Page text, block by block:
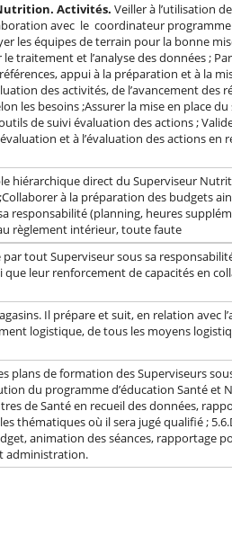
Activités. Veiller à l’utilisation
avec le coordinateur
les équipes de terrain pour la bonne
traitement et l’analyse des données ;
appui à la préparation et à la
des activités, de l’avancement des
les besoins ;Assurer la mise en place
de suivi évaluation des actions ;
et à l’évaluation des actions
hiérarchique direct du Superviseur
à la préparation des budgets
responsabilité (planning, heures
règlement intérieur, toute faute
tout Superviseur sous sa
leur renforcement de capacités en
Il prépare et suit, en relation avec
logistique, de tous les moyens
plans de formation des Superviseurs
du programme d’éducation Santé et
de Santé en recueil des données,
thématiques où il sera jugé qualifié ;
animation des séances, rapportage
administration.